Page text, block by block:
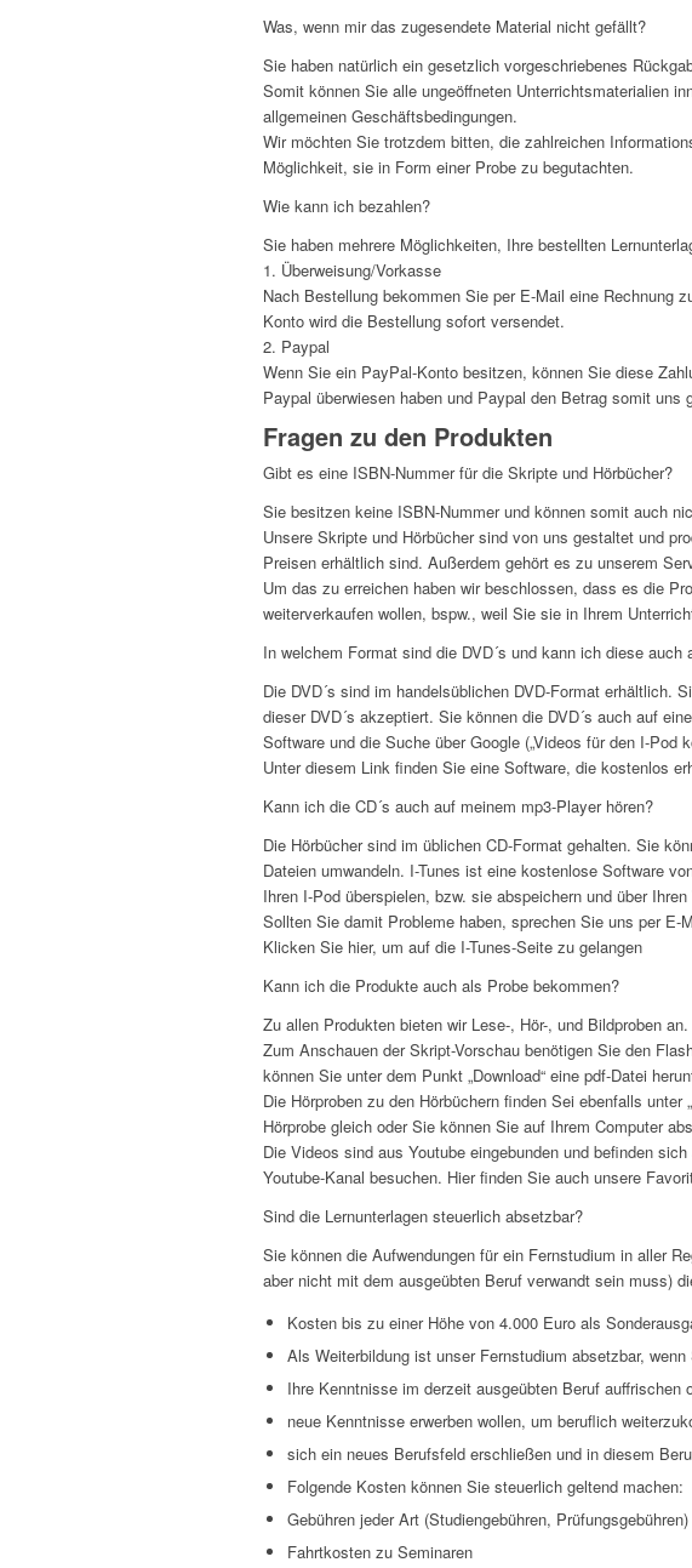
Was, wenn mir das zugesendete Material nicht gefällt?
Sie haben natürlich ein gesetzlich vorgeschriebenes
Somit können Sie alle ungeöffneten Unterrichtsmaterialien
allgemeinen Geschäftsbedingungen.
Wir möchten Sie trotzdem bitten, die zahlreichen
Möglichkeit, sie in Form einer Probe zu begutachten.
Wie kann ich bezahlen?
Sie haben mehrere Möglichkeiten, Ihre bestellten
1. Überweisung/Vorkasse
Nach Bestellung bekommen Sie per E-Mail eine Rechnung
Konto wird die Bestellung sofort versendet.
2. Paypal
Wenn Sie ein PayPal-Konto besitzen, können Sie diese
Paypal überwiesen haben und Paypal den Betrag somit uns
Fragen zu den Produkten
Gibt es eine ISBN-Nummer für die Skripte und Hörbücher?
Sie besitzen keine ISBN-Nummer und können somit auch
Unsere Skripte und Hörbücher sind von uns gestaltet und
Preisen erhältlich sind. Außerdem gehört es zu unserem
Um das zu erreichen haben wir beschlossen, dass es die
weiterverkaufen wollen, bspw., weil Sie sie in Ihrem
In welchem Format sind die DVD´s und kann ich diese auch
Die DVD´s sind im handelsüblichen DVD-Format erhältlich.
dieser DVD´s akzeptiert. Sie können die DVD´s auch auf
Software und die Suche über Google („Videos für den I-Pod
Unter diesem Link finden Sie eine Software, die kostenlos
Kann ich die CD´s auch auf meinem mp3-Player hören?
Die Hörbücher sind im üblichen CD-Format gehalten. Sie
Dateien umwandeln. I-Tunes ist eine kostenlose Software
Ihren I-Pod überspielen, bzw. sie abspeichern und über
Sollten Sie damit Probleme haben, sprechen Sie uns per
Klicken Sie hier, um auf die I-Tunes-Seite zu gelangen
Kann ich die Produkte auch als Probe bekommen?
Zu allen Produkten bieten wir Lese-, Hör-, und Bildproben
Zum Anschauen der Skript-Vorschau benötigen Sie den
können Sie unter dem Punkt „Download“ eine pdf-Datei
Die Hörproben zu den Hörbüchern finden Sei ebenfalls
Hörprobe gleich oder Sie können Sie auf Ihrem Computer
Die Videos sind aus Youtube eingebunden und befinden
Youtube-Kanal besuchen. Hier finden Sie auch unsere
Sind die Lernunterlagen steuerlich absetzbar?
Sie können die Aufwendungen für ein Fernstudium in aller
aber nicht mit dem ausgeübten Beruf verwandt sein muss)
Kosten bis zu einer Höhe von 4.000 Euro als
Als Weiterbildung ist unser Fernstudium absetzbar, wenn
Ihre Kenntnisse im derzeit ausgeübten Beruf auffrischen
neue Kenntnisse erwerben wollen, um beruflich
sich ein neues Berufsfeld erschließen und in diesem
Folgende Kosten können Sie steuerlich geltend machen:
Gebühren jeder Art (Studiengebühren, Prüfungsgebühren)
Fahrtkosten zu Seminaren